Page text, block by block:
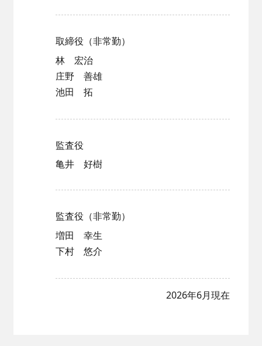
取締役（非常勤）
林 宏治
庄野 善雄
池田 拓
監査役
亀井 好樹
監査役（非常勤）
増田 幸生
下村 悠介
2026年6月現在